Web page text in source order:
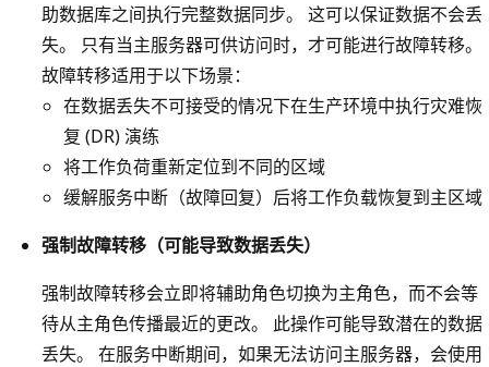
助数据库之间执行完整数据同步。 这可以保证数据不会丢
失。 只有当主服务器可供访问时，才可能进行故障转移。
故障转移适用于以下场景：
在数据丢失不可接受的情况下在生产环境中执行灾难恢
复 (DR) 演练
将工作负荷重新定位到不同的区域
缓解服务中断（故障回复）后将工作负载恢复到主区域
强制故障转移（可能导致数据丢失）
强制故障转移会立即将辅助角色切换为主角色，而不会等
待从主角色传播最近的更改。 此操作可能导致潜在的数据
丢失。 在服务中断期间，如果无法访问主服务器，会使用